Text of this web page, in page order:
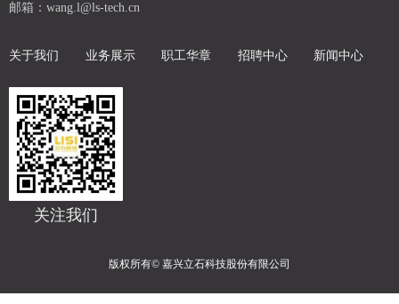
关注我们
邮箱： wang.l@ls-tech.cn
版权所有© 嘉兴立石科技股份有限公司
关于我们 业务展示 职工华章 招聘中心 新闻中心